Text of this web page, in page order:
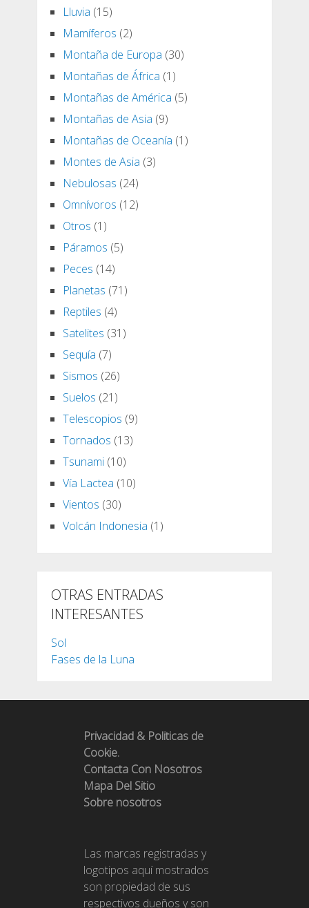
Lluvia (15)
Mamíferos (2)
Montaña de Europa (30)
Montañas de África (1)
Montañas de América (5)
Montañas de Asia (9)
Montañas de Oceanía (1)
Montes de Asia (3)
Nebulosas (24)
Omnívoros (12)
Otros (1)
Páramos (5)
Peces (14)
Planetas (71)
Reptiles (4)
Satelites (31)
Sequía (7)
Sismos (26)
Suelos (21)
Telescopios (9)
Tornados (13)
Tsunami(10)
Vía Lactea (10)
Vientos (30)
Volcán Indonesia (1)
OTRAS ENTRADAS
INTERESANTES
Sol
Fases de la Luna
Privacidad & Politicas de
Cookie.
Contacta Con Nosotros
Mapa Del Sitio
Sobre nosotros
Las marcas registradas y
logotipos aquí mostrados
son propiedad de sus
respectivos dueños y son